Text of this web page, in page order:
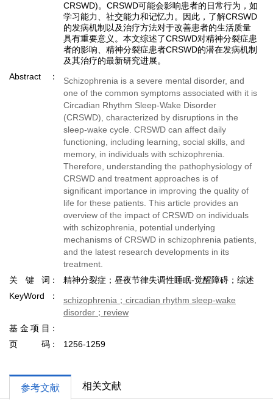
CRSWD)。CRSWD可能会影响患者的日常行为，如
学习能力、社交能力和记忆力。因此，了解CRSWD
的发病机制以及治疗方法对于改善患者的生活质量
具有重要意义。本文综述了CRSWD对精神分裂症患
者的影响、精神分裂症患者CRSWD的潜在发病机制
及其治疗的最新研究进展。
Abstract
Schizophrenia is a severe mental disorder, and
one of the common symptoms associated with it is
Circadian Rhythm Sleep-Wake Disorder
(CRSWD), characterized by disruptions in the
sleep-wake cycle. CRSWD can affect daily
functioning, including learning, social skills, and
memory, in individuals with schizophrenia.
Therefore, understanding the pathophysiology of
CRSWD and treatment approaches is of
significant importance in improving the quality of
life for these patients. This article provides an
overview of the impact of CRSWD on individuals
with schizophrenia, potential underlying
mechanisms of CRSWD in schizophrenia patients,
and the latest research developments in its
treatment.
关键词
精神分裂症；昼夜节律失调性睡眠-觉醒障碍；综述
KeyWord
schizophrenia；circadian rhythm sleep-wake
disorder；review
基金项目
页码
1256-1259
参考文献 相关文献